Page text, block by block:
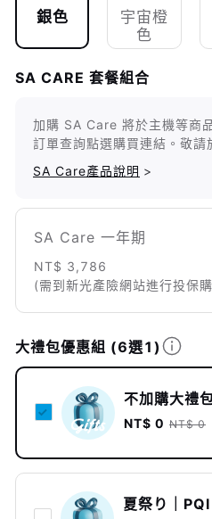
銀色
宇宙橙
色
SA CARE 套餐組合
加購 SA Care 將於主機等商
訂單查詢點選購買連結。敬
SA Care產品說明 >
SA Care 一年期
NT$ 3,786
(需到新光產險網站進行投保
大禮包優惠組 (6選1)
不加購大禮
NT$ 0 NT$ 0
夏祭り｜